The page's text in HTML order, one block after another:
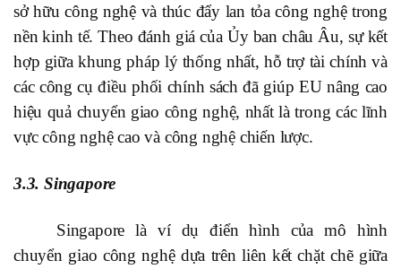
sở hữu công nghệ và thúc đẩy lan tỏa công nghệ trong
nền kinh tế. Theo đánh giá của Ủy ban châu Âu, sự kết
hợp giữa khung pháp lý thống nhất, hỗ trợ tài chính và
các công cụ điều phối chính sách đã giúp EU nâng cao
hiệu quả chuyển giao công nghệ, nhất là trong các lĩnh
vực công nghệ cao và công nghệ chiến lược.
3.3. Singapore
Singapore là ví dụ điển hình của mô hình
chuyển giao công nghệ dựa trên liên kết chặt chẽ giữa